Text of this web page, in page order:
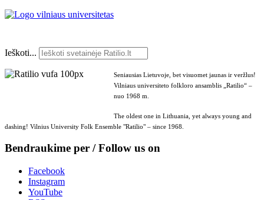
Ieškoti...
Seniausias Lietuvoje, bet visuomet jaunas ir veržlus!
Vilniaus universiteto folkloro ansamblis „Ratilio“ –
nuo 1968 m.
The oldest one in Lithuania, yet always young and
dashing! Vilnius University Folk Ensemble "Ratilio" – since 1968.
Bendraukime per / Follow us on
Facebook
Instagram
YouTube